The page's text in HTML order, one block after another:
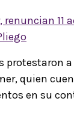
renuncian 11
protestaron
quien
en su